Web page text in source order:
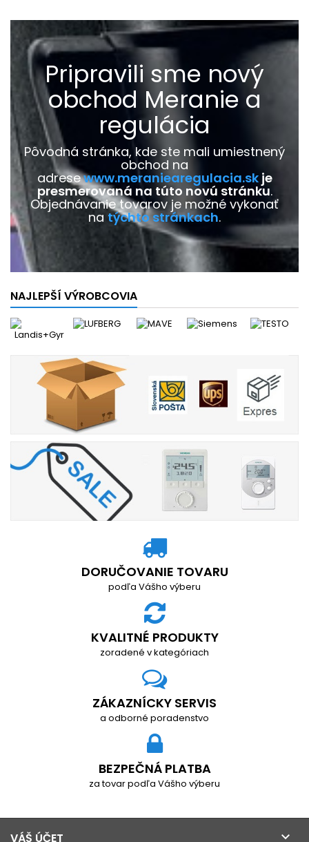
Pripravili sme nový
obchod Meranie a
regulácia
Pôvodná stránka, kde ste mali umiestnený
obchod na
adresewww.meraniearegulacia.skje
presmerovaná na túto novú stránku.
Objednávanie tovarov je možné vykonať
na týchto stránkach.
NAJLEPŠÍ VÝROBCOVIA
DORUČOVANIE TOVARU
podľa Vášho výberu
KVALITNÉ PRODUKTY
zoradené v kategóriach
ZÁKAZNÍCKY SERVIS
a odborné poradenstvo
BEZPEČNÁ PLATBA
za tovar podľa Vášho výberu
VÁŠ ÚČET 